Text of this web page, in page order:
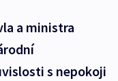
a ministra
s nepokoji